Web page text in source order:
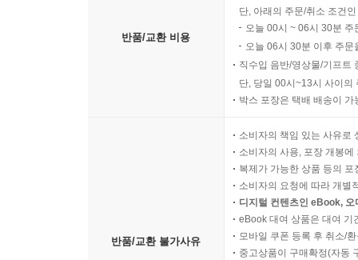
반품/교환 비용
단, 아래의 주문/취소 조건
오늘 00시 ~ 06시 30분
오늘 06시 30분 이후 주
직수입 음반/영상물/기프트
단, 당일 00시~13시 사이의
박스 포장은 택배 배송이
반품/교환 불가사유
소비자의 책임 있는 사유로
소비자의 사용, 포장 개봉
복제가 가능한 상품 등의
소비자의 요청에 따라 개별
디지털 컨텐츠인 eBook,
eBook 대여 상품은 대여 기
모바일 쿠폰 등록 후 취소/
중고상품이 구매확정(자동